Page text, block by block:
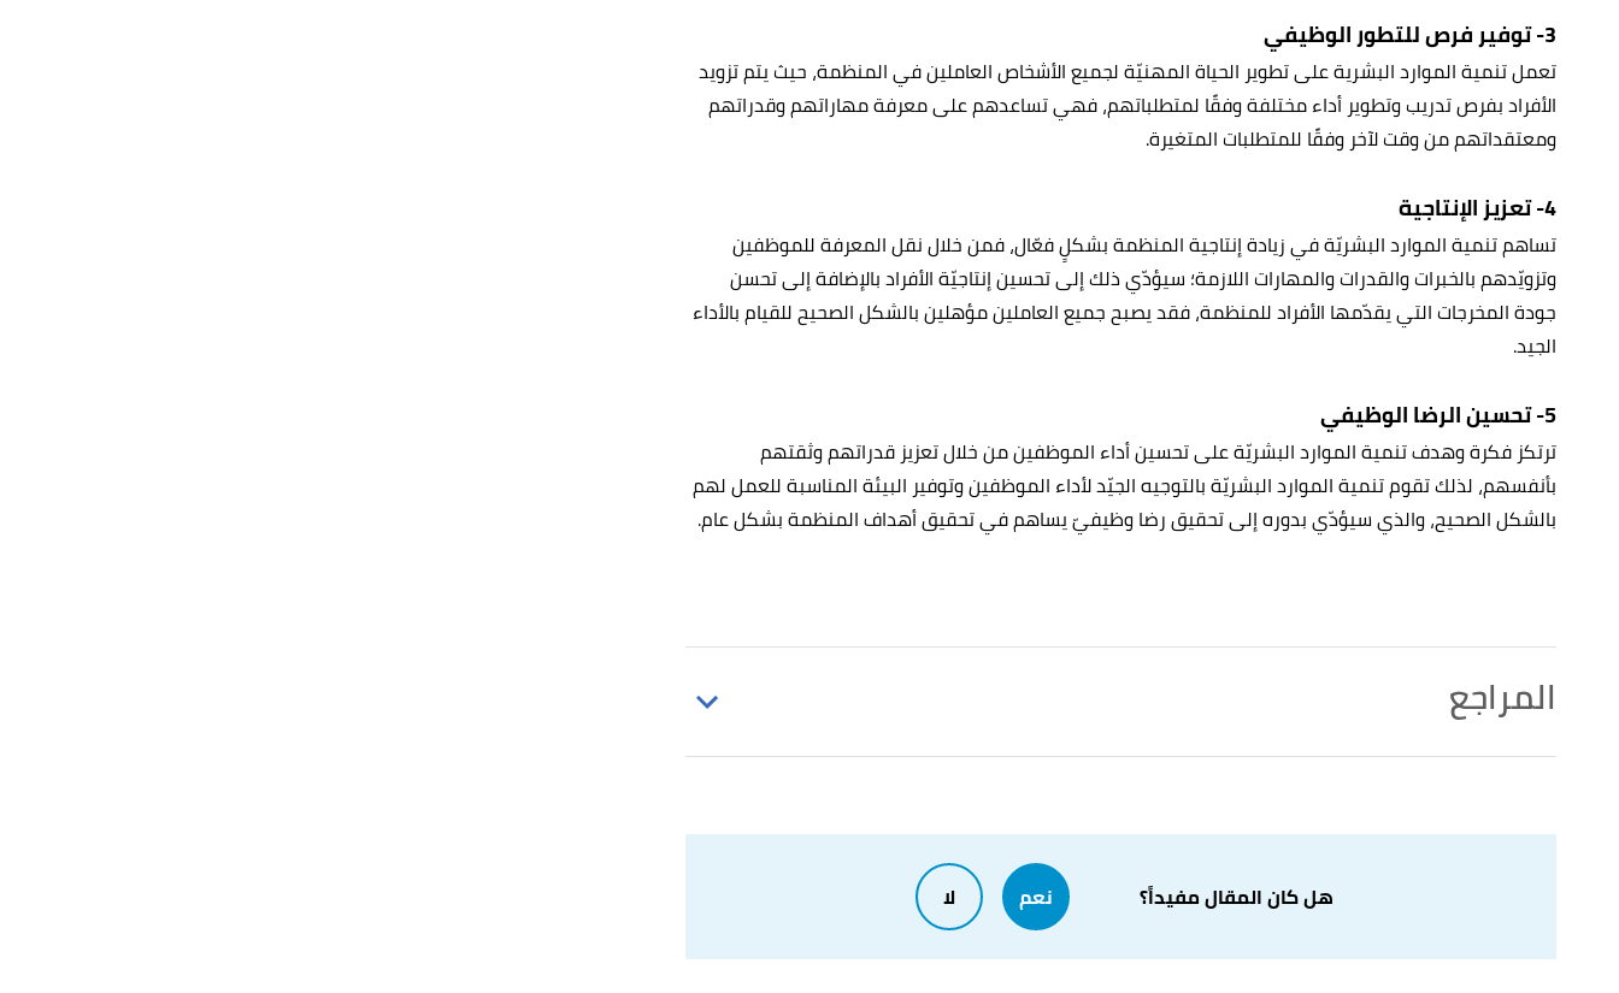
3- توفير فرص للتطور الوظيفي
تعمل تنمية الموارد البشرية على تطوير الحياة المهنيّة لجميع الأشخاص العاملين في المنظمة، حيث يتم تزويد
الأفراد بفرص تدريب وتطوير أداء مختلفة وفقًا لمتطلباتهم، فهي تساعدهم على معرفة مهاراتهم وقدراتهم
ومعتقداتهم من وقت لآخر وفقًا للمتطلبات المتغيرة.
4- تعزيز الإنتاجية
تساهم تنمية الموارد البشريّة في زيادة إنتاجية المنظمة بشكلٍ فعّال، فمن خلال نقل المعرفة للموظفين
وتزويّدهم بالخبرات والقدرات والمهارات اللازمة؛ سيؤدّي ذلك إلى تحسين إنتاجيّة الأفراد بالإضافة إلى تحسن
جودة المخرجات التي يقدّمها الأفراد للمنظمة، فقد يصبح جميع العاملين مؤهلين بالشكل الصحيح للقيام بالأداء
الجيد.
5- تحسين الرضا الوظيفي
ترتكز فكرة وهدف تنمية الموارد البشريّة على تحسين أداء الموظفين من خلال تعزيز قدراتهم وثقتهم
بأنفسهم، لذلك تقوم تنمية الموارد البشريّة بالتوجيه الجيّد لأداء الموظفين وتوفير البيئة المناسبة للعمل لهم
بالشكل الصحيح، والذي سيؤدّي بدوره إلى تحقيق رضا وظيفيّ يساهم في تحقيق أهداف المنظمة بشكل عام.
المراجع
"Human Resource Development: Definition & Importance"
هل كان المقال مفيداً؟ نعم لا